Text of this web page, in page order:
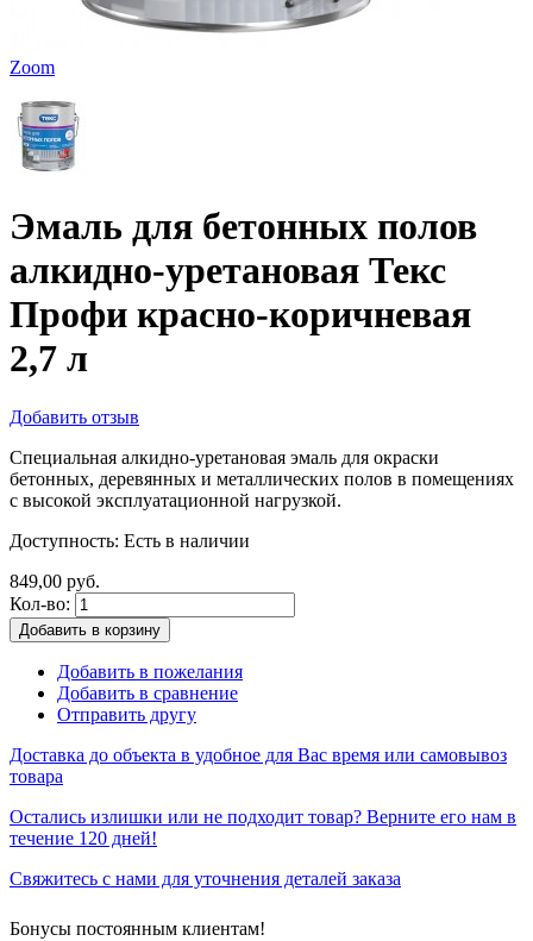
Zoom
Эмаль для бетонных полов
алкидно-уретановая Текс
Профи красно-коричневая
2,7 л
Добавить отзыв
Специальная алкидно-уретановая эмаль для окраски
бетонных, деревянных и металлических полов в помещениях
с высокой эксплуатационной нагрузкой.
Доступность: Есть в наличии
849,00 руб.
Кол-во:
Добавить в корзину
Добавить в пожелания
Добавить в сравнение
Отправить другу
Доставка до объекта в удобное для Вас время или самовывоз
товара
Остались излишки или не подходит товар? Верните его нам в
течение 120 дней!
Свяжитесь с нами для уточнения деталей заказа
Бонусы постоянным клиентам!